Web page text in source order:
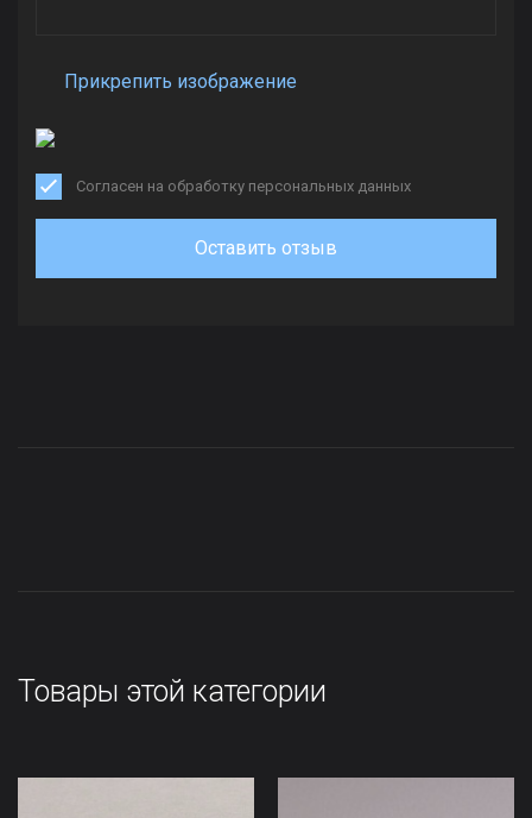
Прикрепить изображение
Согласен на обработку персональных данных
Оставить отзыв
Товары этой категории